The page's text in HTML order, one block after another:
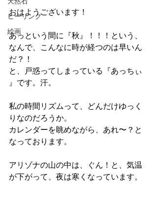
ヒーリング
絵画
おはようございます！
あっという間に『秋』！！！という、
なんで、こんなに時が経つのは早いん
だ？！
と、戸惑ってしまっている『あっちぃ
』です。汗。
私の時間リズムって、どんだけゆっく
りなのだろうか。
カレンダーを眺めながら、あれ〜？と
なっております。
アリゾナの山の中は、ぐん！と、気温
が下がって、夜は寒くなっています。